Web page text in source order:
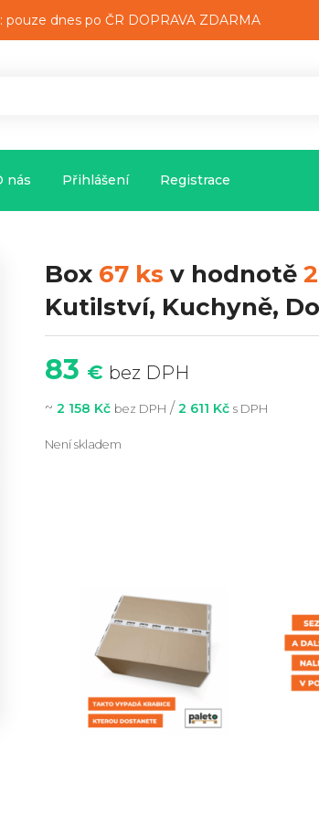
: pouze dnes po ČR DOPRAVA ZDARMA
nás Přihlášení Registrace
Box 67 ks v hodnotě
Kutilství, Kuchyně,
83 € bez DPH
~ 2 158 Kč bez DPH / 2 611 Kč s DPH
Není skladem